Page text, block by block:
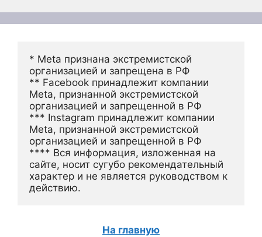
* Meta признана экстремистской
организацией и запрещена в РФ
** Facebook принадлежит компании
Meta, признанной экстремистской
организацией и запрещенной в РФ
*** Instagram принадлежит компании
Meta, признанной экстремистской
организацией и запрещенной в РФ
**** Вся информация, изложенная на
сайте, носит сугубо рекомендательный
характер и не является руководством к
действию.
На главную